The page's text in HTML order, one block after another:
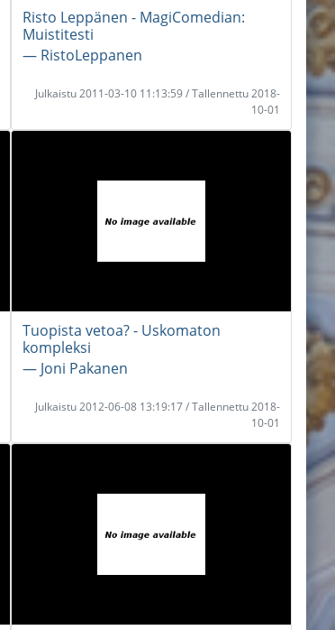
Risto Leppänen - MagiComedian:
Muistitesti
― RistoLeppanen
Julkaistu 2011-03-10 11:13:59 / Tallennettu 2018-
10-01
Tuopista vetoa? - Uskomaton
kompleksi
― Joni Pakanen
Julkaistu 2012-06-08 13:19:17 / Tallennettu 2018-
10-01